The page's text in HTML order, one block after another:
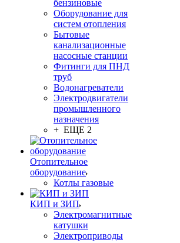
бензиновые
Оборудование для
систем отопления
Бытовые
канализационные
насосные станции
Фитинги для ПНД
труб
Водонагреватели
Электродвигатели
промышленного
назначения
+ ЕЩЕ 2
Отопительное
оборудование
Котлы газовые
КИП и ЗИП
Электромагнитные
катушки
Электроприводы